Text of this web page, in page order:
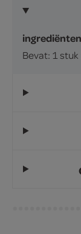
ingrediënten
Bevat: 1